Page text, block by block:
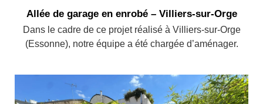
Allée de garage en enrobé – Villiers-sur-Orge
Dans le cadre de ce projet réalisé à Villiers-sur-Orge
(Essonne), notre équipe a été chargée d’aménager.